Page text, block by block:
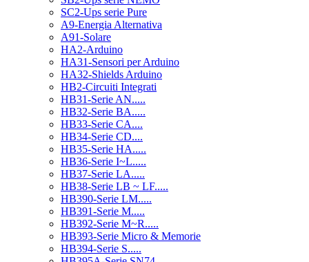
SC2-Ups serie Pure
A9-Energia Alternativa
A91-Solare
HA2-Arduino
HA31-Sensori per Arduino
HA32-Shields Arduino
HB2-Circuiti Integrati
HB31-Serie AN.....
HB32-Serie BA.....
HB33-Serie CA....
HB34-Serie CD....
HB35-Serie HA.....
HB36-Serie I~L.....
HB37-Serie LA.....
HB38-Serie LB ~ LF.....
HB390-Serie LM.....
HB391-Serie M.....
HB392-Serie M~R.....
HB393-Serie Micro & Memorie
HB394-Serie S.....